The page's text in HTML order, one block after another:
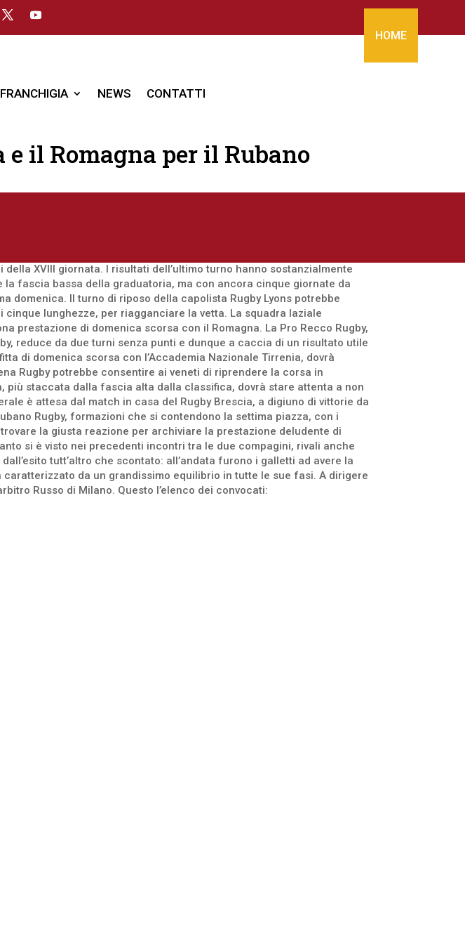
FRANCHIGIA NEWS CONTATTI
HOME
il Romagna per il Rubano
XVIII giornata. I risultati dell’ultimo turno hanno sostanzialmente
fascia bassa della graduatoria, ma con ancora cinque giornate da
domenica. Il turno di riposo della capolista Rugby Lyons potrebbe
cinque lunghezze, per riagganciare la vetta. La squadra laziale
prestazione di domenica scorsa con il Romagna. La Pro Recco Rugby,
reduce da due turni senza punti e dunque a caccia di un risultato utile
di domenica scorsa con l’Accademia Nazionale Tirrenia, dovrà
Rugby potrebbe consentire ai veneti di riprendere la corsa in
più staccata dalla fascia alta dalla classifica, dovrà stare attenta a non
è attesa dal match in casa del Rugby Brescia, a digiuno di vittorie da
Rugby, formazioni che si contendono la settima piazza, con i
la giusta reazione per archiviare la prestazione deludente di
si è visto nei precedenti incontri tra le due compagini, rivali anche
tutt’altro che scontato: all’andata furono i galletti ad avere la
da un grandissimo equilibrio in tutte le sue fasi. A dirigere
Russo di Milano. Questo l’elenco dei convocati: